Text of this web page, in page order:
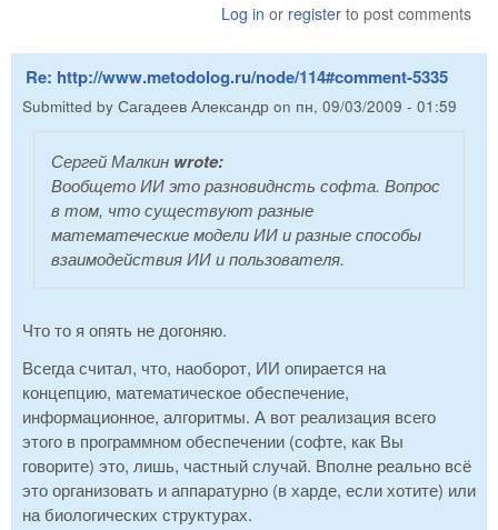
Log in or register to post comments
Re: http://www.metodolog.ru/node/114#comment-5335
Submitted by Сагадеев Александр on пн, 09/03/2009 - 01:59
Сергей Малкин wrote:
Вообщето ИИ это разновиднсть софта. Вопрос
в том, что существуют разные
математеческие модели ИИ и разные способы
взаимодействия ИИ и пользователя.
Что то я опять не догоняю.
Всегда считал, что, наоборот, ИИ опирается на
концепцию, математическое обеспечение,
информационное, алгоритмы. А вот реализация всего
этого в программном обеспечении (софте, как Вы
говорите) это, лишь, частный случай. Вполне реально всё
это организовать и аппаратурно (в харде, если хотите) или
на биологических структурах.